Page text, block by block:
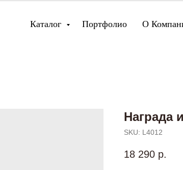
Каталог Портфолио О
Награда
SKU: L4012
18 290 р.